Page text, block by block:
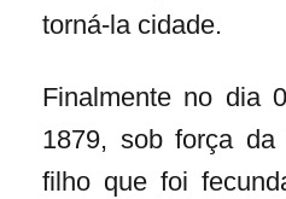
torná-la cidade.
Finalmente no dia
1879, sob força da
filho que foi